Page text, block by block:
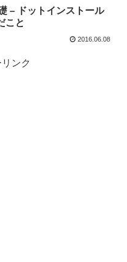
– ドットインストール
こと
2016.06.08
ンク